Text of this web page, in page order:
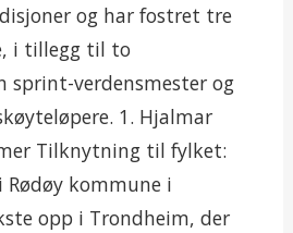
og har fostret tre
i tillegg til to
sprint-verdensmester og
1. Hjalmar
Tilknytning til fylket:
kommune i
opp i Trondheim, der